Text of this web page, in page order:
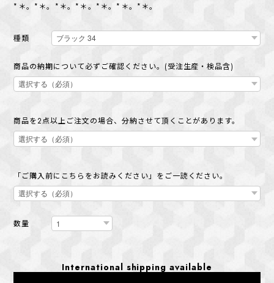
*＊。*＊。*＊。*＊。*＊。*＊。*＊。
種類
商品の納期について必ずご確認ください。(受注生産・検品含)
商品を2点以上ご注文の場合、分納させて頂くことがあります。
「ご購入前にこちらをお読みください」をご一読ください。
数量
International shipping available